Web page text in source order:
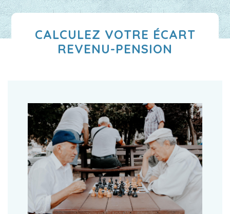
CALCULEZ VOTRE ÉCART
REVENU-PENSION